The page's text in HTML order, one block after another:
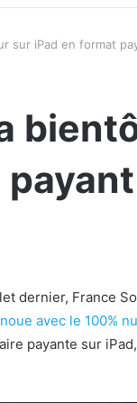
sur iPad en format
payant
dernier, France
avec le 100%
payante sur